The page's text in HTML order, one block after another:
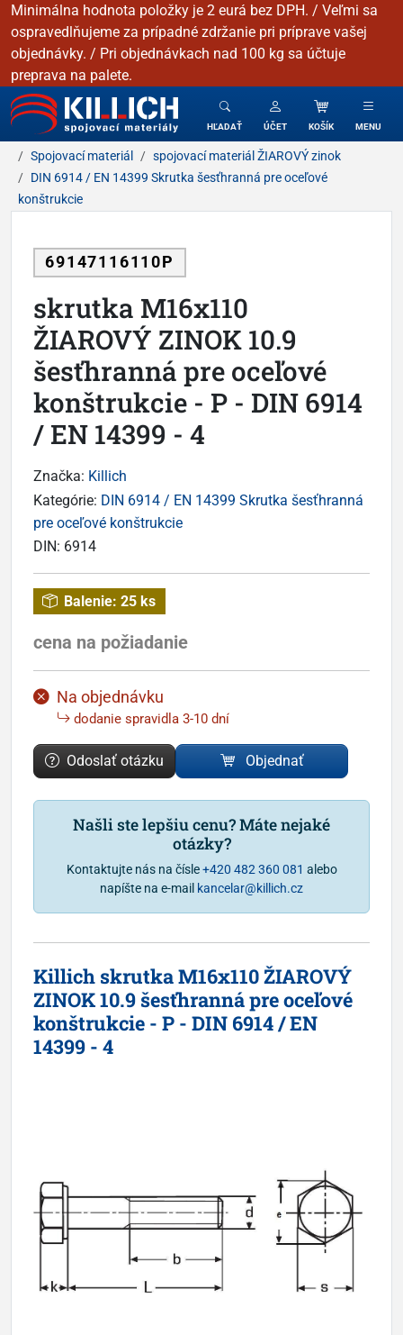
Minimálna hodnota položky je 2 eurá bez DPH. / Veľmi sa
ospravedlňujeme za prípadné zdržanie pri príprave vašej
objednávky. / Pri objednávkach nad 100 kg sa účtuje
preprava na palete.
KILLICH - Spojovacie materiály
HĽADAŤ ÚČET KOŠÍK MENU
Spojovací materiál
spojovací materiál ŽIAROVÝ zinok
DIN 6914 / EN 14399 Skrutka šesťhranná pre oceľové
konštrukcie
69147116110P
skrutka M16x110
ŽIAROVÝ ZINOK 10.9
šesťhranná pre oceľové
konštrukcie - P - DIN 6914
/ EN 14399 - 4
Značka: Killich
Kategórie: DIN 6914 / EN 14399 Skrutka šesťhranná
pre oceľové konštrukcie
DIN: 6914
Balenie: 25 ks
cena na požiadanie
Na objednávku
dodanie spravidla 3-10 dní
Odoslať otázku Objednať
Našli ste lepšiu cenu? Máte nejaké
otázky?
Kontaktujte nás na čísle+420 482 360 081 alebo
napíšte na e-mail kancelar@killich.cz
Killich skrutka M16x110 ŽIAROVÝ
ZINOK 10.9 šesťhranná pre oceľové
konštrukcie - P - DIN 6914 / EN
14399 - 4